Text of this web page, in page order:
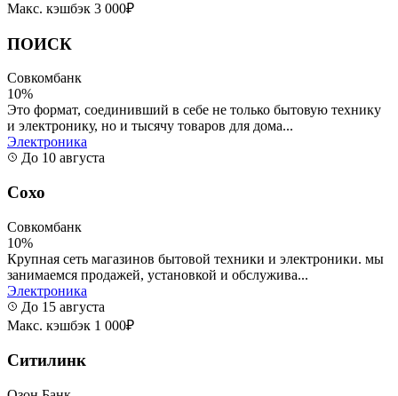
Макс. кэшбэк 3 000₽
ПОИСК
Совкомбанк
10%
Это формат, соединивший в себе не только бытовую технику
и электронику, но и тысячу товаров для дома...
Электроника
До 10 августа
Сохо
Совкомбанк
10%
Крупная сеть магазинов бытовой техники и электроники. мы
занимаемся продажей, установкой и обслужива...
Электроника
До 15 августа
Макс. кэшбэк 1 000₽
Ситилинк